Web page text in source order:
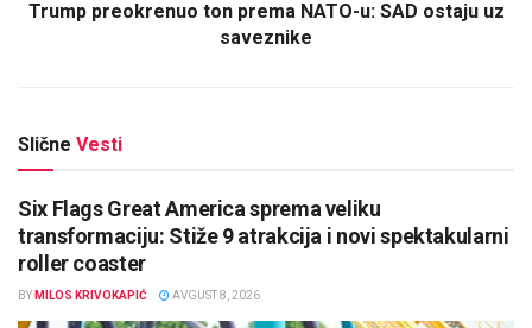
Trump preokrenuo ton prema NATO-u: SAD ostaju uz
saveznike
Slične Vesti
Six Flags Great America sprema veliku
transformaciju: Stiže 9 atrakcija i novi spektakularni
roller coaster
BY MILOS KRIVOKAPIĆ AVGUST 8, 2026